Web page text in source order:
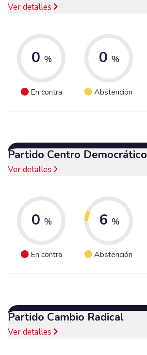
Ver detalles
0 %
En contra
0 %
Abstención
Partido Centro Democrático
Ver detalles
0 %
En contra
6 %
Abstención
Partido Cambio Radical
Ver detalles